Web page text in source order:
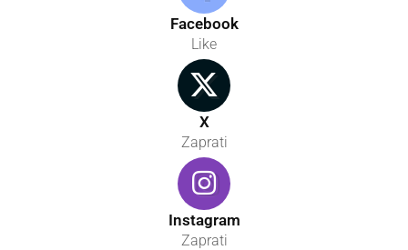
Facebook
Like
X
Zaprati
Instagram
Zaprati